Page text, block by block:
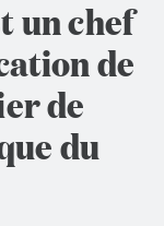
un chef
de
de
du